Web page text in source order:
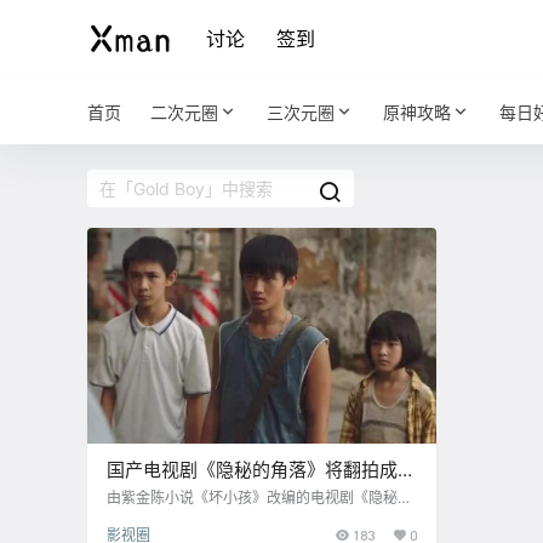
讨论 签到
首页 二次元圈 三次元圈 原神攻略 每日
国产电视剧《隐秘的角落》将翻拍成日
版《Gold Boy》，冈田将生主演
由紫金陈小说《坏小孩》改编的电视剧《隐秘的
冈田将生饰演张东升一角。 导演为金子修介
影视圈 183 0